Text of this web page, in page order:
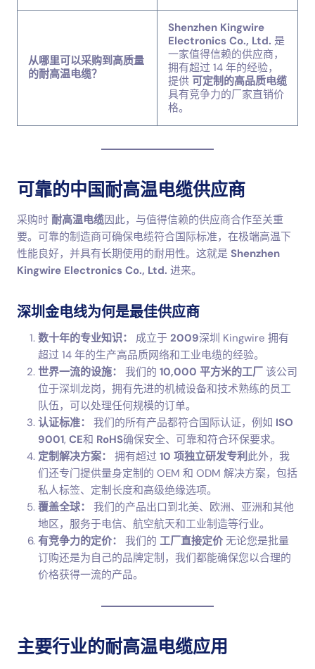
从哪里可以采购到高质量
的耐高温电缆？
Shenzhen Kingwire
Electronics Co., Ltd. 是
一家值得信赖的供应商，
拥有超过 14 年的经验，
提供 可定制的高品质电缆
具有竞争力的厂家直销价
格。
可靠的中国耐高温电缆供应商
采购时 耐高温电缆因此，与值得信赖的供应商合作至关重
要。可靠的制造商可确保电缆符合国际标准，在极端高温下
性能良好，并具有长期使用的耐用性。这就是 Shenzhen
Kingwire Electronics Co., Ltd. 进来。
深圳金电线为何是最佳供应商
数十年的专业知识： 成立于 2009深圳 Kingwire 拥有
超过 14 年的生产高品质网络和工业电缆的经验。
世界一流的设施：
我们的 10,000 平方米的工厂 该公司
位于深圳龙岗，拥有先进的机械设备和技术熟练的员工
队伍，可以处理任何规模的订单。
认证标准：
我们的所有产品都符合国际认证，例如 ISO
9001, CE和 RoHS确保安全、可靠和符合环保要求。
定制解决方案：
拥有超过 10 项独立研发专利此外，我
们还专门提供量身定制的 OEM 和 ODM 解决方案，包括
私人标签、定制长度和高级绝缘选项。
覆盖全球：
我们的产品出口到北美、欧洲、亚洲和其他
地区，服务于电信、航空航天和工业制造等行业。
有竞争力的定价：
我们的 工厂直接定价 无论您是批量
订购还是为自己的品牌定制，我们都能确保您以合理的
价格获得一流的产品。
主要行业的耐高温电缆应用